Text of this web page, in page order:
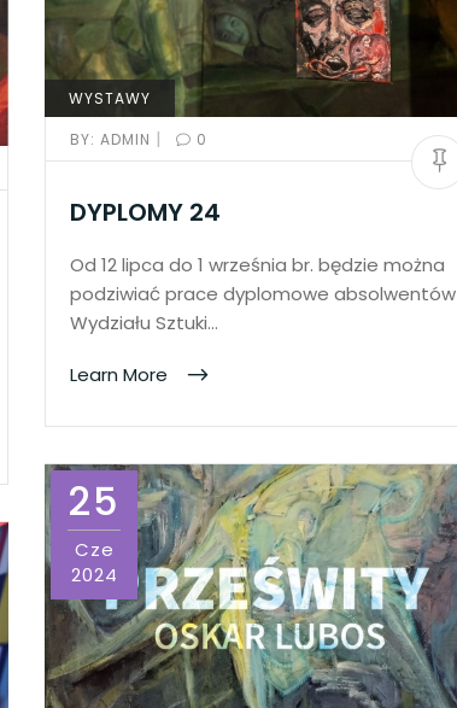
WYSTAWY
BY: ADMIN | 0
DYPLOMY 24
Od 12 lipca do 1 września br. będzie można
podziwiać prace dyplomowe absolwentów
Wydziału Sztuki…
Learn More
25
Cze
2024